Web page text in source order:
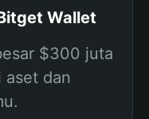
Wallet
$300 juta
dan